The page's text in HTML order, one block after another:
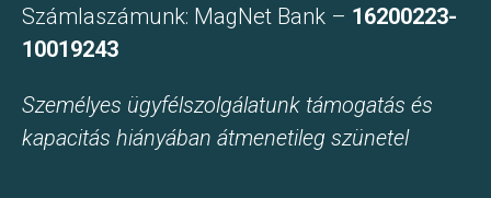
Számlaszámunk: MagNet Bank – 16200223-
10019243
Személyes ügyfélszolgálatunk támogatás és
kapacitás hiányában átmenetileg szünetel